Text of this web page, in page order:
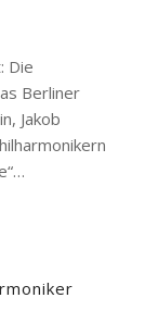
Die
Berliner
Jakob